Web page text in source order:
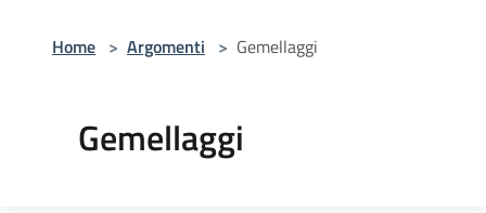
Home > Argomenti > Gemellaggi
Gemellaggi